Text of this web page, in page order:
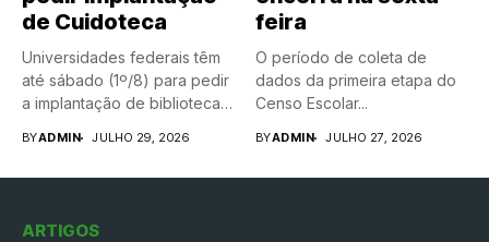
de Cuidoteca
Universidades federais têm
até sábado (1º/8) para pedir
a implantação de bibliotecas
BYADMIN JULHO 29, 2026
feira
O período de coleta de
dados da primeira etapa do
Censo Escolar...
BYADMIN JULHO 27, 2026
ARTIGOS